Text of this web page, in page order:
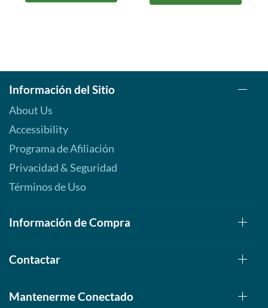
Información del Sitio
About Us
Accessibility
Programa de Afiliación
Privacidad & Seguridad
Términos de Uso
Información de Compra
Contactar
Mantenerme Conectado